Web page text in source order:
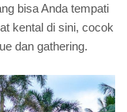
bisa Anda tempati
kental di sini, cocok
dan gathering.